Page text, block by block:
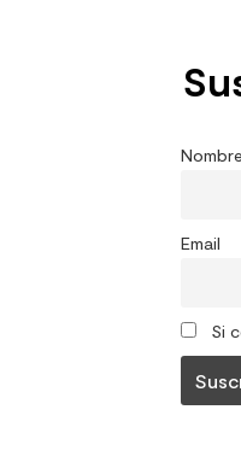
Email
Si